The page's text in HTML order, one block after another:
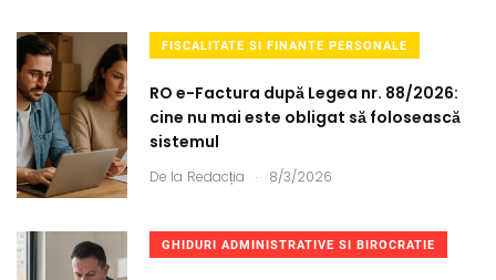
FISCALITATE SI FINANTE PERSONALE
RO e-Factura după Legea nr. 88/2026:
cine nu mai este obligat să folosească
sistemul
De la Redacția . 8/3/2026
GHIDURI ADMINISTRATIVE SI BIROCRATIE